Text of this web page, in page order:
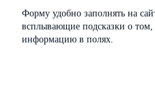
Форму удобно заполнять на
всплывающие подсказки о том,
информацию в полях.